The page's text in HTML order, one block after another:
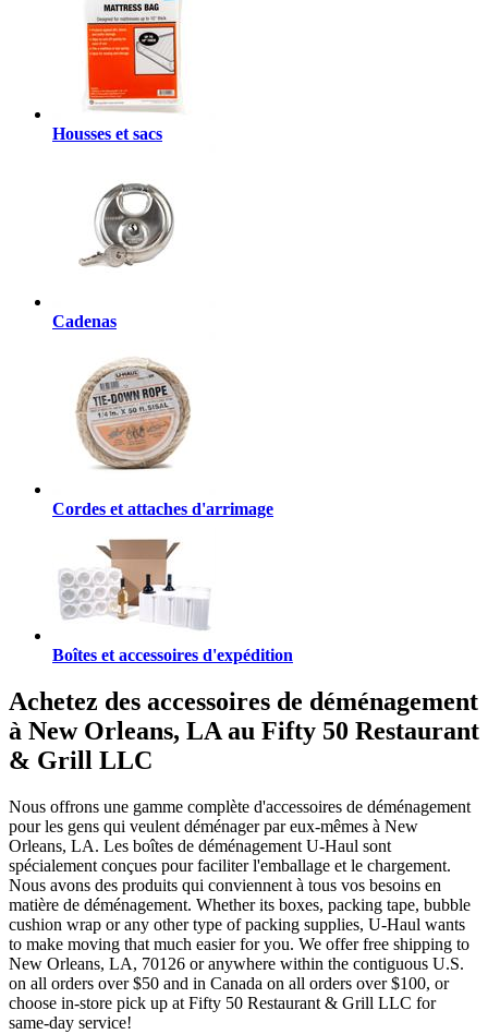
Housses et sacs
Cadenas
Cordes et attaches d'arrimage
Boîtes et accessoires d'expédition
Achetez des accessoires de déménagement
à New Orleans, LA au Fifty 50 Restaurant
& Grill LLC
Nous offrons une gamme complète d'accessoires de déménagement
pour les gens qui veulent déménager par eux-mêmes à New
Orleans, LA. Les boîtes de déménagement U-Haul sont
spécialement conçues pour faciliter l'emballage et le chargement.
Nous avons des produits qui conviennent à tous vos besoins en
matière de déménagement. Whether its boxes, packing tape, bubble
cushion wrap or any other type of packing supplies, U-Haul wants
to make moving that much easier for you. We offer free shipping to
New Orleans, LA, 70126 or anywhere within the contiguous U.S.
on all orders over $50 and in Canada on all orders over $100, or
choose in-store pick up at Fifty 50 Restaurant & Grill LLC for
same-day service!